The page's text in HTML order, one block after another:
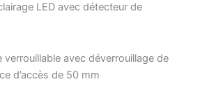
LED avec détecteur de
verrouillable avec déverrouillage de
d’accès de 50 mm